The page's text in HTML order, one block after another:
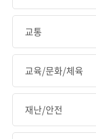
교통
교육/문화/체육
재난/안전